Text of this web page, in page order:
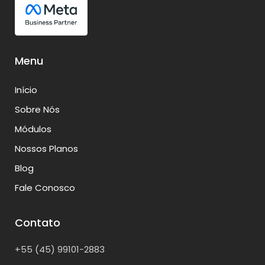
Menu
Início
Sobre Nós
Módulos
Nossos Planos
Blog
Fale Conosco
Contato
+55 (45) 99101-2883